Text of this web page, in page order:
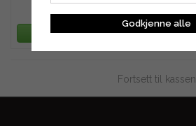
1 580 kr
LEGG TIL HANDLEKURV
Fortsett til kassen
Godkjenne alle